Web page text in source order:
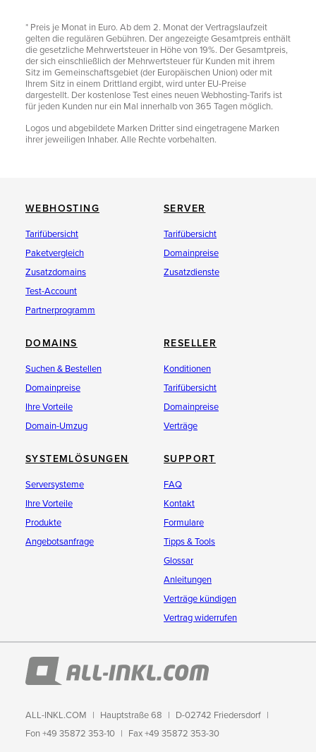
* Preis je Monat in Euro. Ab dem 2. Monat der Vertragslaufzeit
gelten die regulären Gebühren. Der angezeigte Gesamtpreis enthält
die gesetzliche Mehrwertsteuer in Höhe von 19%. Der Gesamtpreis,
der sich einschließlich der Mehrwertsteuer für Kunden mit ihrem
Sitz im Gemeinschaftsgebiet (der Europäischen Union) oder mit
Ihrem Sitz in einem Drittland ergibt, wird unter EU-Preise
dargestellt. Der kostenlose Test eines neuen Webhosting-Tarifs ist
für jeden Kunden nur ein Mal innerhalb von 365 Tagen möglich.
Logos und abgebildete Marken Dritter sind eingetragene Marken
ihrer jeweiligen Inhaber. Alle Rechte vorbehalten.
WEBHOSTING
Tarifübersicht
Paketvergleich
Zusatzdomains
Test-Account
Partnerprogramm
SERVER
Tarifübersicht
Domainpreise
Zusatzdienste
DOMAINS
Suchen & Bestellen
Domainpreise
Ihre Vorteile
Domain-Umzug
RESELLER
Konditionen
Tarifübersicht
Domainpreise
Verträge
SYSTEMLÖSUNGEN
Serversysteme
Ihre Vorteile
Produkte
Angebotsanfrage
SUPPORT
FAQ
Kontakt
Formulare
Tipps & Tools
Glossar
Anleitungen
Verträge kündigen
Vertrag widerrufen
ALL-INKL.COM Hauptstraße 68
D-02742 Friedersdorf
Fon +49 35872 353-10
Fax +49 35872 353-30